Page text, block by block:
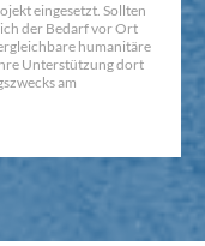
eingesetzt. Sollten
der Bedarf vor Ort
humanitäre
Unterstützung dort
am